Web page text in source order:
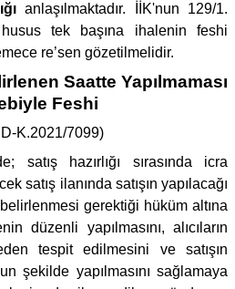
anlaşılmaktadır. İİK'nun 129/1.
tek başına ihalenin feshi
re’sen gözetilmelidir.
Saatte Yapılmaması
Feshi
K.2021/7099)
satış hazırlığı sırasında icra
satış ilanında satışın yapılacağı
gerektiği hüküm altına
düzenli yapılmasını, alıcıların
tespit edilmesini ve satışın
şekilde yapılmasını sağlamaya